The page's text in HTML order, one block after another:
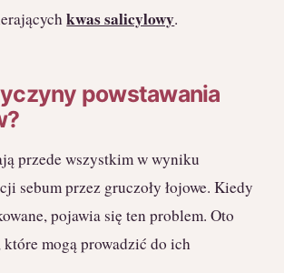
kwas salicylowy.
powstawania
przede wszystkim w wyniku
sebum przez gruczoły łojowe. Kiedy
pojawia się ten problem. Oto
mogą prowadzić do ich